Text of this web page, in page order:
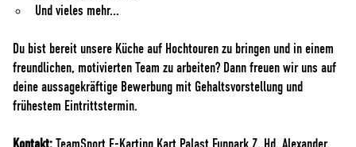
Und vieles mehr...
Du bist bereit unsere Küche auf Hochtouren zu bringen und in einem
freundlichen, motivierten Team zu arbeiten? Dann freuen wir uns auf
deine aussagekräftige Bewerbung mit Gehaltsvorstellung und
frühestem Eintrittstermin.